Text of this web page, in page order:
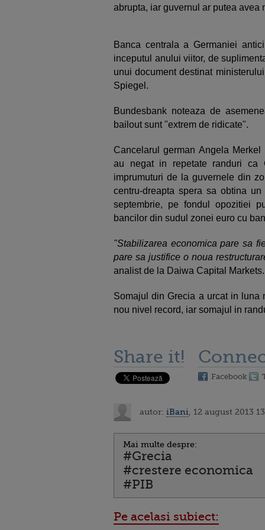
abrupta, iar guvernul ar putea avea
Banca centrala a Germaniei
inceputul anului viitor, de
unui document destinat
Spiegel.
Bundesbank noteaza de
bailout sunt "extrem de ridicate".
Cancelarul german Angela
au negat in repetate randuri
imprumuturi de la guvernele din
centru-dreapta spera sa obtina
septembrie, pe fondul opozitiei
bancilor din sudul zonei euro cu
"Stabilizarea economica pare sa
pare sa justifice o noua
analist de la Daiwa Capital Markets.
Somajul din Grecia a urcat in luna
nou nivel record, iar somajul in
Share it!
Facebook
autor: iBani , 12 august 2013
Mai multe despre:
#Grecia
#crestere economica
#PIB
Pe acelasi subiect: